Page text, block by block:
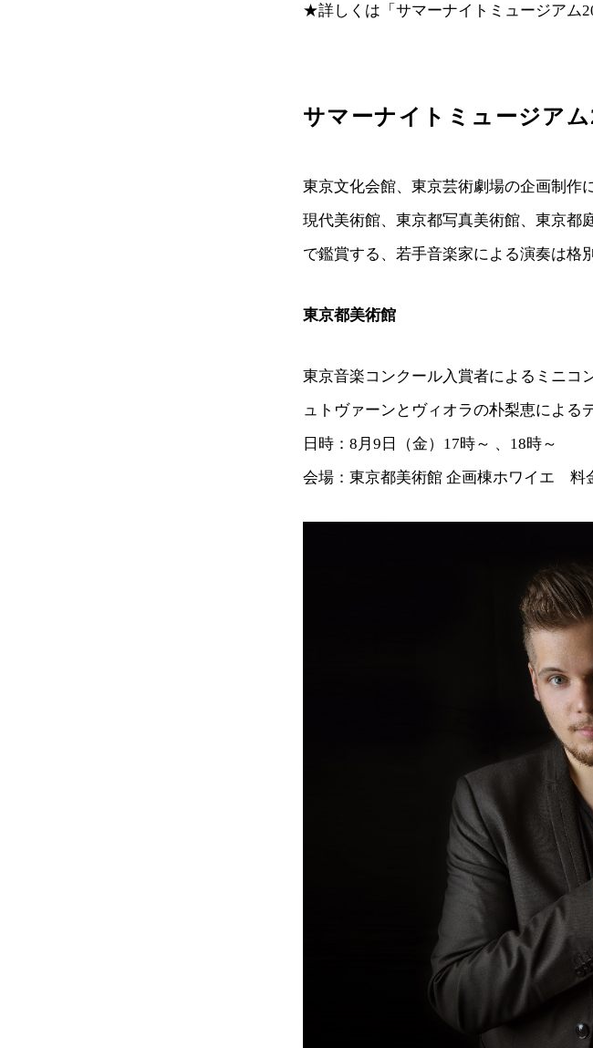
★詳しくは「サマーナイトミュージアム
サマーナイトミュージア
東京文化会館、東京芸術劇場の企画制作
現代美術館、東京都写真美術館、東京都
で鑑賞する、若手音楽家による演奏は格
東京都美術館
東京音楽コンクール入賞者によるミニコ
ュトヴァーンとヴィオラの朴梨恵による
日時：8月9日（金）17時～ 、18時～
会場：東京都美術館 企画棟ホワイエ 料